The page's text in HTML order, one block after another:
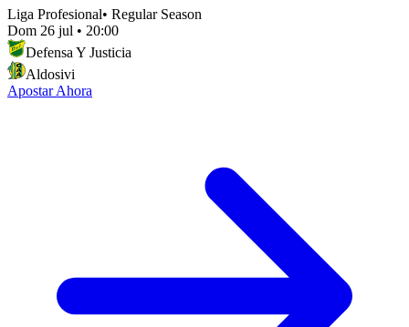
Liga Profesional• Regular Season
Dom 26 jul • 20:00
Defensa Y Justicia
Aldosivi
Apostar Ahora